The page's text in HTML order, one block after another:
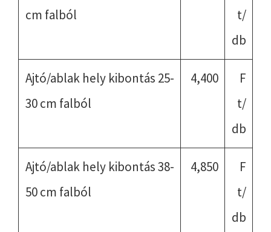
cm falból
t/
db
Ajtó/ablak hely kibontás 25-
30 cm falból
4,400
F
t/
db
Ajtó/ablak hely kibontás 38-
50 cm falból
4,850
F
t/
db